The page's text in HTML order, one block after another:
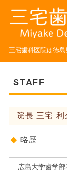
三宅歯科医院は徳島
医院紹介
診療科目
STAFF
ネット予約
STAFF
院長 三宅 利
略歴
広島大学歯学部